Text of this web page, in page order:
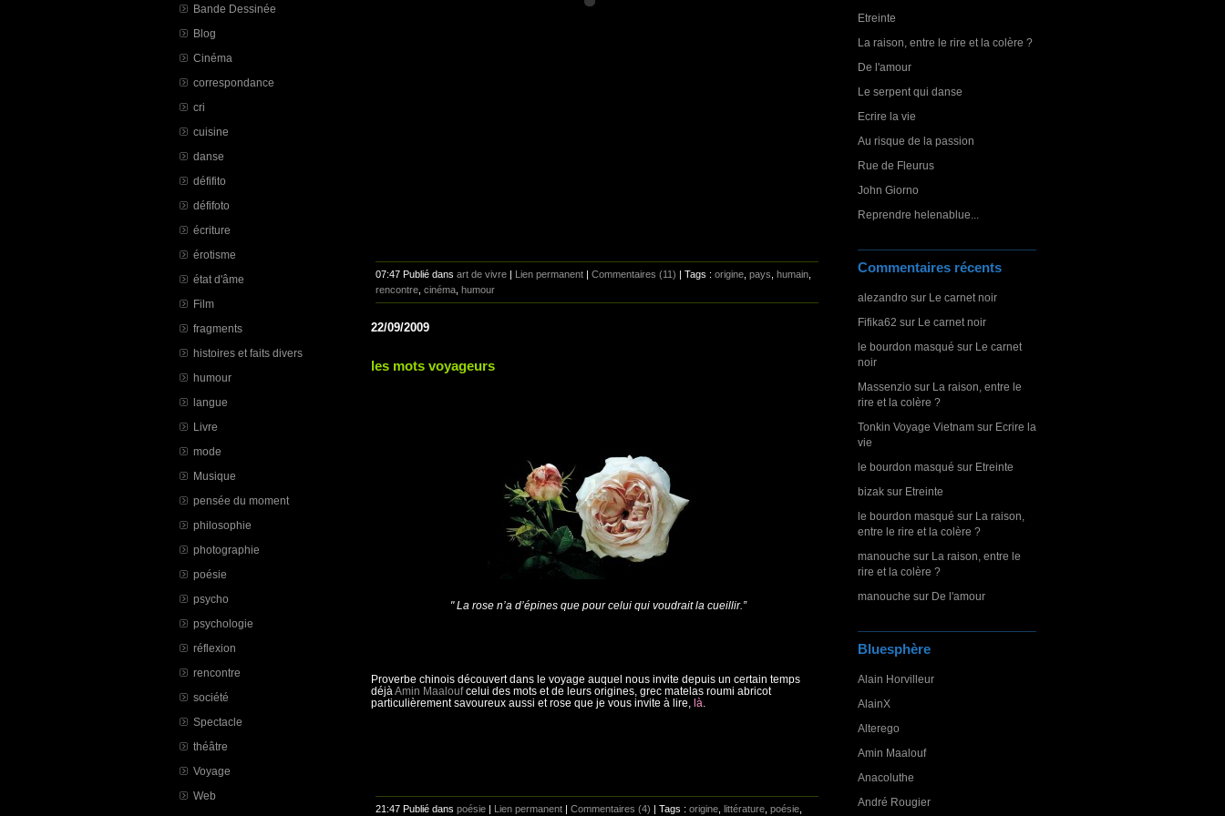
Bande Dessinée
Blog
Cinéma
correspondance
cri
cuisine
danse
défifito
défifoto
écriture
érotisme
état d'âme
Film
fragments
histoires et faits divers
humour
langue
Livre
mode
Musique
pensée du moment
philosophie
photographie
poésie
psycho
psychologie
réflexion
rencontre
société
Spectacle
théâtre
Voyage
Web
Etreinte
La raison, entre le rire et la colère ?
De l'amour
Le serpent qui danse
Ecrire la vie
Au risque de la passion
Rue de Fleurus
John Giorno
Reprendre helenablue...
Commentaires récents
alezandro sur Le carnet noir
Fifika62 sur Le carnet noir
le bourdon masqué sur Le carnet
noir
Massenzio sur La raison, entre le
rire et la colère ?
Tonkin Voyage Vietnam sur Ecrire la
vie
le bourdon masqué sur Etreinte
bizak sur Etreinte
le bourdon masqué sur La raison,
entre le rire et la colère ?
manouche sur La raison, entre le
rire et la colère ?
manouche sur De l'amour
Bluesphère
Alain Horvilleur
AlainX
Alterego
Amin Maalouf
Anacoluthe
André Rougier
07:47 Publié dans art de vivre | Lien permanent | Commentaires (11) | Tags : origine pays humain
rencontre cinéma humour
22/09/2009
les mots voyageurs
" La rose n’a d’épines que pour celui qui voudrait la cueillir.”
Proverbe chinois découvert dans le voyage auquel nous invite depuis un certain temps
déjà Amin Maaloufcelui des mots et de leurs origines, grec matelas roumi abricot
particulièrement savoureux aussi et rose que je vous invite à lire,
là
21:47 Publié dans poésie Lien permanent Commentaires (4) | Tags : origine, littérature, poésie,